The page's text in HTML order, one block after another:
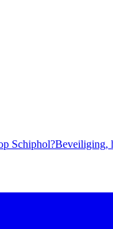
Schiphol?Beveiliging,